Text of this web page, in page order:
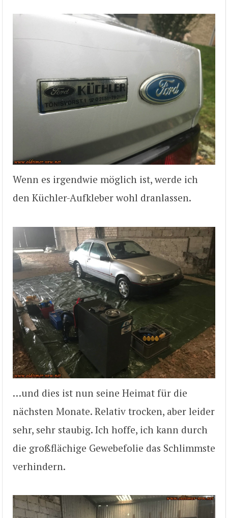
Wenn es irgendwie möglich ist, werde ich
den Küchler-Aufkleber wohl dranlassen.
…und dies ist nun seine Heimat für die
nächsten Monate. Relativ trocken, aber leider
sehr, sehr staubig. Ich hoffe, ich kann durch
die großflächige Gewebefolie das Schlimmste
verhindern.